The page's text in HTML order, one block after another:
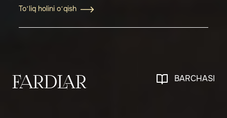
To‘liq holini o‘qish
FARDLAR BARCHASI